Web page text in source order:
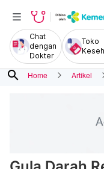
Chat
dengan
Dokter
Toko
search Home Artikel